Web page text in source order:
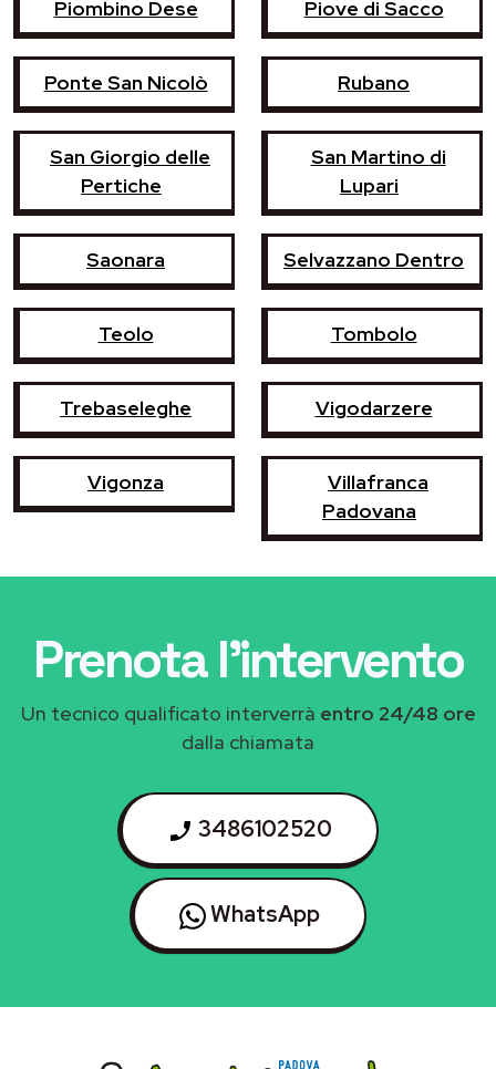
Piombino Dese Piove di Sacco
Ponte San Nicolò Rubano
San Giorgio delle
Pertiche
San Martino di
Lupari
Saonara Selvazzano Dentro
Teolo Tombolo
Trebaseleghe Vigodarzere
Vigonza
Villafranca
Padovana
Prenota l'intervento
Un tecnico qualificato interverrà entro 24/48 ore
dalla chiamata
3486102520
WhatsApp